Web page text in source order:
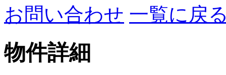
お問い合わせ 一覧に戻
物件詳細